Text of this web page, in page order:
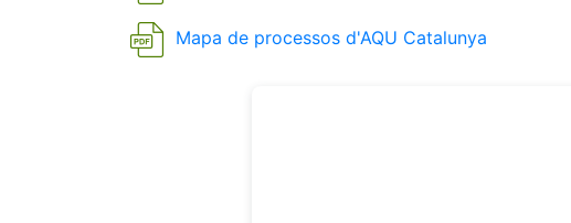
Mapa de processos d'AQU Catalunya